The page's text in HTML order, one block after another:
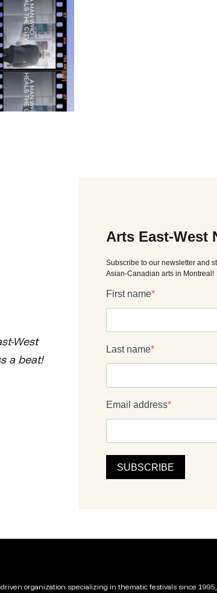
West
a beat!
organization specializing in thematic festivals since 1995,